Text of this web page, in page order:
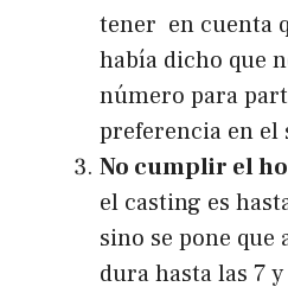
tener en cuenta
había dicho que
número para
preferencia en
No cumplir el
el casting es
sino se pone
dura hasta las 7